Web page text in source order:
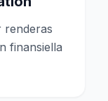
renderas
finansiella